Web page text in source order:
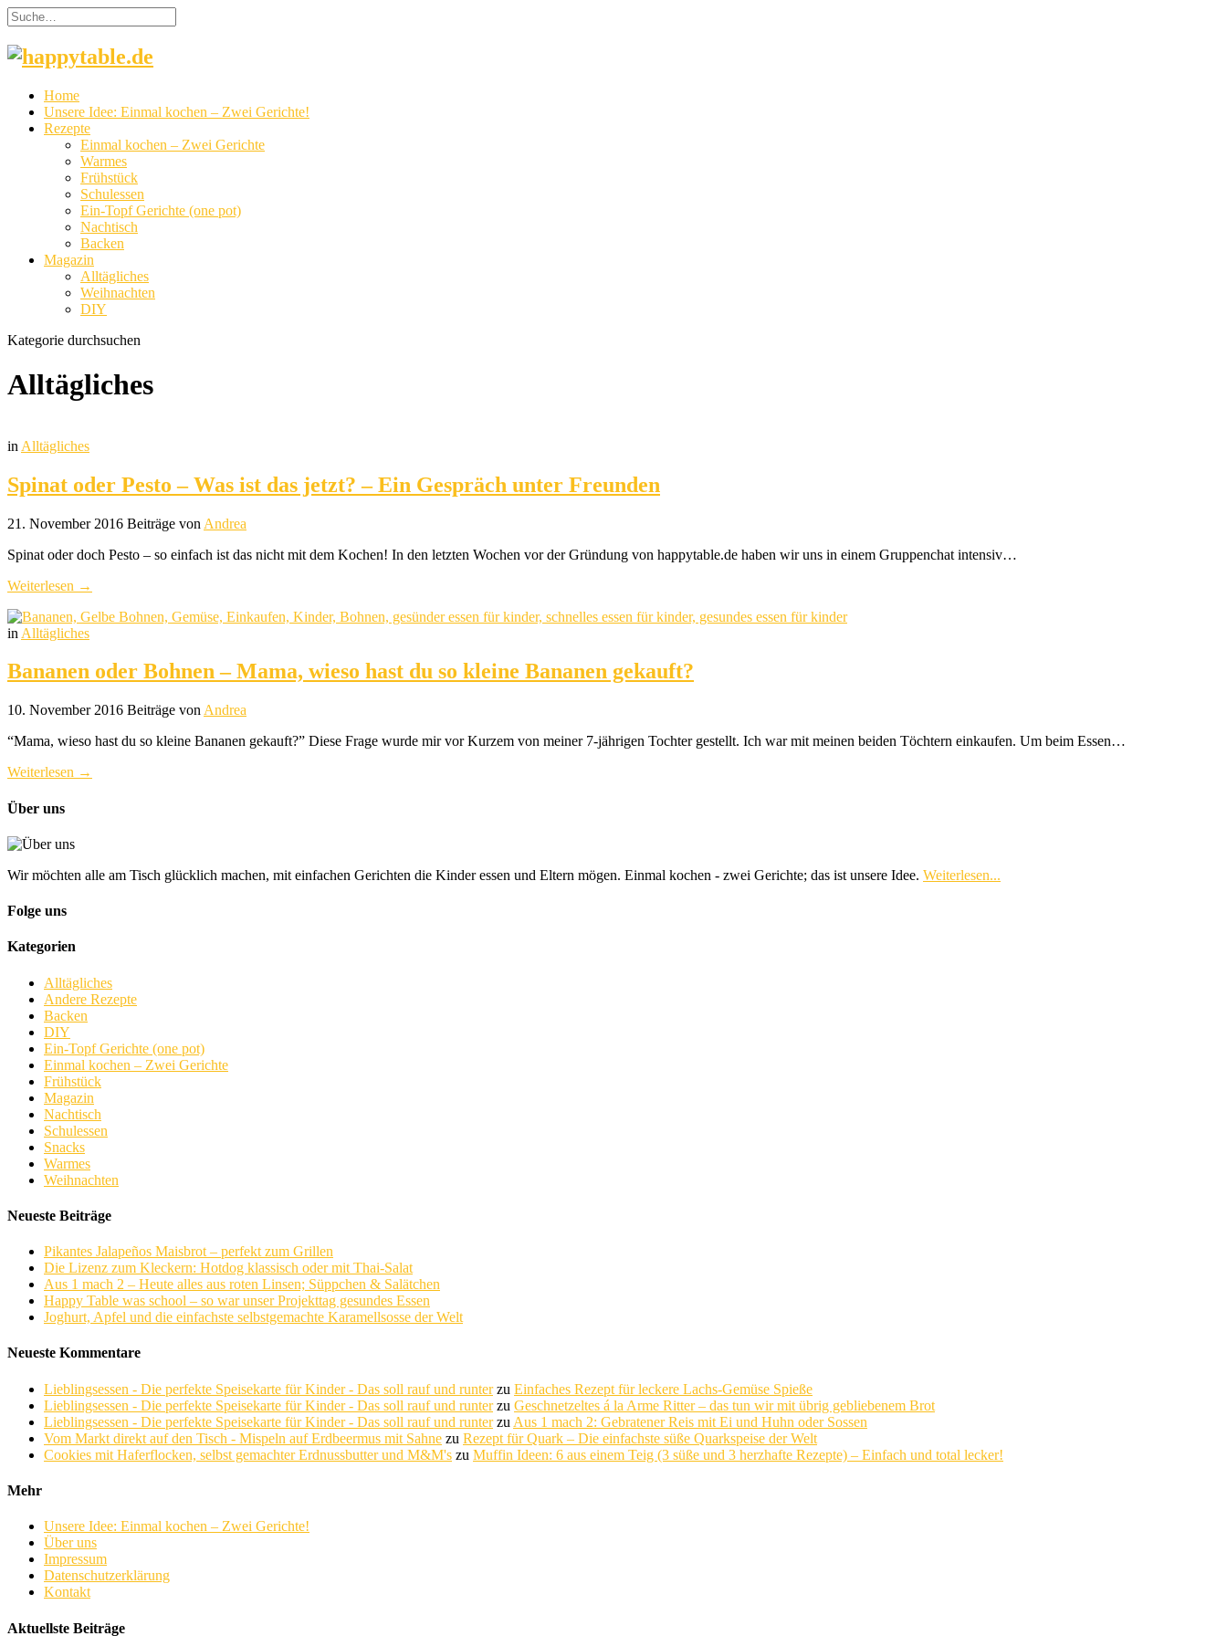
Home
Unsere Idee: Einmal kochen – Zwei Gerichte!
Rezepte
Einmal kochen – Zwei Gerichte
Warmes
Frühstück
Schulessen
Ein-Topf Gerichte (one pot)
Nachtisch
Backen
Magazin
Alltägliches
Weihnachten
DIY
Kategorie durchsuchen
Alltägliches
in Alltägliches
Spinat oder Pesto – Was ist das jetzt? – Ein Gespräch unter Freunden
21. November 2016 Beiträge von Andrea
Spinat oder doch Pesto – so einfach ist das nicht mit dem Kochen! In den letzten Wochen vor der Gründung von happytable.de haben wir uns in einem Gruppenchat intensiv…
Weiterlesen →
in Alltägliches
Bananen oder Bohnen – Mama, wieso hast du so kleine Bananen gekauft?
10. November 2016 Beiträge von Andrea
“Mama, wieso hast du so kleine Bananen gekauft?” Diese Frage wurde mir vor Kurzem von meiner 7-jährigen Tochter gestellt. Ich war mit meinen beiden Töchtern einkaufen. Um beim Essen…
Weiterlesen →
Über uns
Wir möchten alle am Tisch glücklich machen, mit einfachen Gerichten die Kinder essen und Eltern mögen. Einmal kochen - zwei Gerichte; das ist unsere Idee. Weiterlesen...
Folge uns
Kategorien
Alltägliches
Andere Rezepte
Backen
DIY
Ein-Topf Gerichte (one pot)
Einmal kochen – Zwei Gerichte
Frühstück
Magazin
Nachtisch
Schulessen
Snacks
Warmes
Weihnachten
Neueste Beiträge
Pikantes Jalapeños Maisbrot – perfekt zum Grillen
Die Lizenz zum Kleckern: Hotdog klassisch oder mit Thai-Salat
Aus 1 mach 2 – Heute alles aus roten Linsen; Süppchen & Salätchen
Happy Table was school – so war unser Projekttag gesundes Essen
Joghurt, Apfel und die einfachste selbstgemachte Karamellsosse der Welt
Neueste Kommentare
Lieblingsessen - Die perfekte Speisekarte für Kinder - Das soll rauf und runterzu Einfaches Rezept für leckere Lachs-Gemüse Spieße
Lieblingsessen - Die perfekte Speisekarte für Kinder - Das soll rauf und runterzu Geschnetzeltes á la Arme Ritter – das tun wir mit übrig gebliebenem Brot
Lieblingsessen - Die perfekte Speisekarte für Kinder - Das soll rauf und runterzu Aus 1 mach 2: Gebratener Reis mit Ei und Huhn oder Sossen
Vom Markt direkt auf den Tisch - Mispeln auf Erdbeermus mit Sahne zu Rezept für Quark – Die einfachste süße Quarkspeise der Welt
Cookies mit Haferflocken, selbst gemachter Erdnussbutter und M&M's zu Muffin Ideen: 6 aus einem Teig (3 süße und 3 herzhafte Rezepte) – Einfach und total lecker!
Mehr
Unsere Idee: Einmal kochen – Zwei Gerichte!
Über uns
Impressum
Datenschutzerklärung
Kontakt
Aktuellste Beiträge